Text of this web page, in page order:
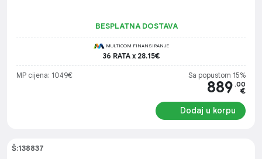
BESPLATNA DOSTAVA
MULTICOM FINANSIRANJE
36 RATA x 28.15€
MP cijena: 1049€ Sa popustom 15%
889 .00
€
Dodaj u korpu
Š:138837